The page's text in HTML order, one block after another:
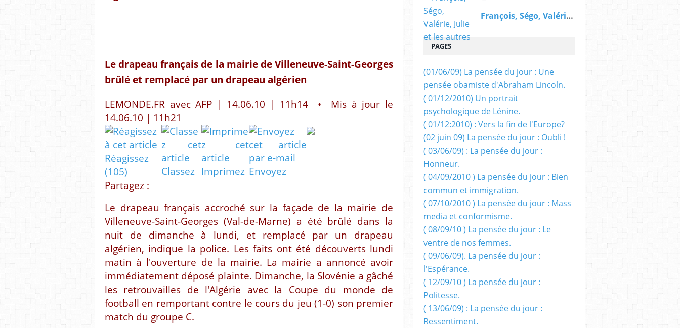
Le drapeau français de la mairie de Villeneuve-Saint-Georges
brûlé et remplacé par un drapeau algérien
LEMONDE.FR avec AFP | 14.06.10 | 11h14 • Mis à jour le
14.06.10 | 11h21
Réagissez
(105)
Classez Imprimez Envoyez
Partagez :
Le drapeau français accroché sur la façade de la mairie de
Villeneuve-Saint-Georges (Val-de-Marne) a été brûlé dans la
nuit de dimanche à lundi, et remplacé par un drapeau
algérien, indique la police. Les faits ont été découverts lundi
matin à l'ouverture de la mairie. La mairie a annoncé avoir
immédiatement déposé plainte. Dimanche, la Slovénie a gâché
les retrouvailles de l'Algérie avec la Coupe du monde de
football en remportant contre le cours du jeu (1-0) son premier
match du groupe C.
François, Ségo, Valérie, Julie et les autres
PAGES
(01/06/09) La pensée du jour : Une
pensée obamiste d'Abraham Lincoln.
( 01/12/2010) Un portrait
psychologique de Lénine.
( 01/12:2010) : Vers la fin de l'Europe?
(02 juin 09) La pensée du jour : Oubli !
( 03/06/09) : La pensée du jour :
Honneur.
( 04/09/2010 ) La pensée du jour : Bien
commun et immigration.
( 07/10/2010 ) La pensée du jour : Mass
media et conformisme.
( 08/09/10 ) La pensée du jour : Le
ventre de nos femmes.
( 09/06/09). La pensée du jour :
l'Espérance.
( 12/09/10 ) La pensée du jour :
Politesse.
( 13/06/09) : La pensée du jour :
Ressentiment.